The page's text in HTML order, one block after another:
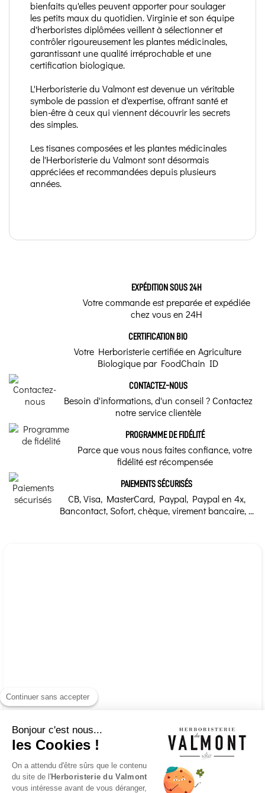
Continuer sans accepter
Bonjour c'est nous...
les Cookies !
On a attendu d'être sûrs que le contenu
du site de l'Herboristerie du Valmont
vous intéresse avant de vous déranger,
bienfaits qu'elles peuvent apporter pour soulager
les petits maux du quotidien. Virginie et son équipe
d'herboristes diplômées veillent à sélectionner et
contrôler rigoureusement les plantes médicinales,
garantissant une qualité irréprochable et une
certification biologique.
L'Herboristerie du Valmont est devenue un véritable
symbole de passion et d'expertise, offrant santé et
bien-être à ceux qui viennent découvrir les secrets
des simples.
Les tisanes composées et les plantes médicinales
de l'Herboristerie du Valmont sont désormais
appréciées et recommandées depuis plusieurs
années.
EXPÉDITION SOUS 24H
Votre commande est preparée et expédiée
chez vous en 24H
CERTIFICATION BIO
Votre Herboristerie certifiée en Agriculture
Biologique par FoodChain ID
CONTACTEZ-NOUS
Besoin d'informations, d'un conseil ? Contactez
notre service clientèle
PROGRAMME DE FIDÉLITÉ
Parce que vous nous faites confiance, votre
fidélité est récompensée
PAIEMENTS SÉCURISÉS
CB, Visa, MasterCard, Paypal, Paypal en 4x,
Bancontact, Sofort, chèque, virement bancaire, ...